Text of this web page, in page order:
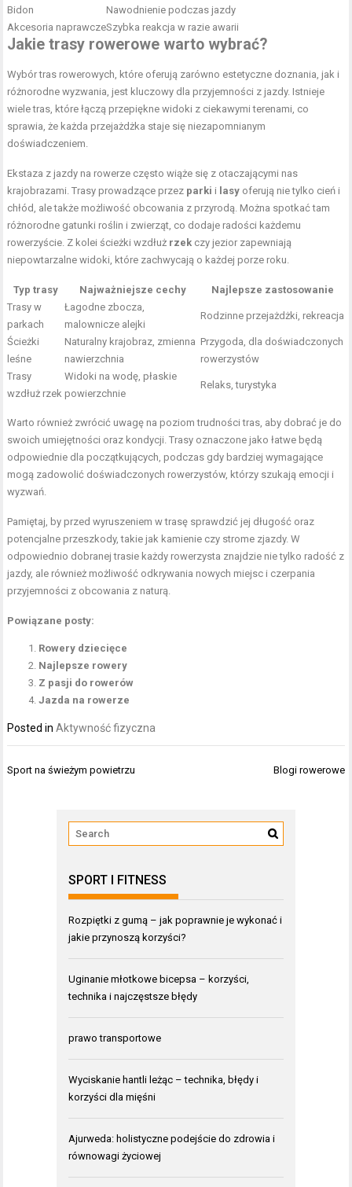
Bidon
Nawodnienie podczas jazdy
Akcesoria naprawczeSzybka reakcja w razie awarii
Jakie trasy rowerowe warto wybrać?
Wybór tras rowerowych, które oferują zarówno estetyczne doznania, jak i
różnorodne wyzwania, jest kluczowy dla przyjemności z jazdy. Istnieje
wiele tras, które łączą przepiękne widoki z ciekawymi terenami, co
sprawia, że każda przejażdżka staje się niezapomnianym
doświadczeniem.
Ekstaza z jazdy na rowerze często wiąże się z otaczającymi nas
krajobrazami. Trasy prowadzące przez parki i lasy oferują nie tylko cień i
chłód, ale także możliwość obcowania z przyrodą. Można spotkać tam
różnorodne gatunki roślin i zwierząt, co dodaje radości każdemu
rowerzyście. Z kolei ścieżki wzdłuż rzek czy jezior zapewniają
niepowtarzalne widoki, które zachwycają o każdej porze roku.
Typ trasy Najważniejsze cechy
Najlepsze zastosowanie
Trasy w
parkach
Łagodne zbocza,
malownicze alejki
Rodzinne przejażdżki, rekreacja
Ścieżki
leśne
Naturalny krajobraz, zmienna
nawierzchnia
Przygoda, dla doświadczonych
rowerzystów
Trasy
wzdłuż rzek
Widoki na wodę, płaskie
powierzchnie
Relaks, turystyka
Warto również zwrócić uwagę na poziom trudności tras, aby dobrać je do
swoich umiejętności oraz kondycji. Trasy oznaczone jako łatwe będą
odpowiednie dla początkujących, podczas gdy bardziej wymagające
mogą zadowolić doświadczonych rowerzystów, którzy szukają emocji i
wyzwań.
Pamiętaj, by przed wyruszeniem w trasę sprawdzić jej długość oraz
potencjalne przeszkody, takie jak kamienie czy strome zjazdy. W
odpowiednio dobranej trasie każdy rowerzysta znajdzie nie tylko radość z
jazdy, ale również możliwość odkrywania nowych miejsc i czerpania
przyjemności z obcowania z naturą.
Powiązane posty:
Rowery dziecięce
Najlepsze rowery
Z pasji do rowerów
Jazda na rowerze
Posted inAktywność fizyczna
Nawigacja
Sport na świeżym powietrzu Blogi rowerowe
SPORT I FITNESS
Rozpiętki z gumą – jak poprawnie je wykonać i
jakie przynoszą korzyści?
Uginanie młotkowe bicepsa – korzyści,
technika i najczęstsze błędy
prawo transportowe
Wyciskanie hantli leżąc – technika, błędy i
korzyści dla mięśni
Ajurweda: holistyczne podejście do zdrowia i
równowagi życiowej